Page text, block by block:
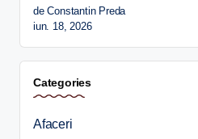
de Constantin Preda
iun. 18, 2026
Categories
Afaceri